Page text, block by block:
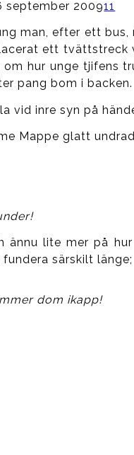
september 200911
man, efter ett
ett tvättstreck
hur unge
pang bom i backen.
vid inre syn på
Mappe glatt
lite mer på
särskilt länge;
dom ikapp!